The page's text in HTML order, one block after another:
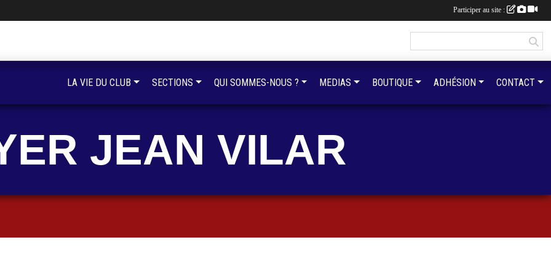
JEAN VILAR
LA VIE DU CLUB SECTIONS QUI SOMMES-NOUS ? MEDIAS BOUTIQUE ADHÉSION CONTACT
Participer au site :